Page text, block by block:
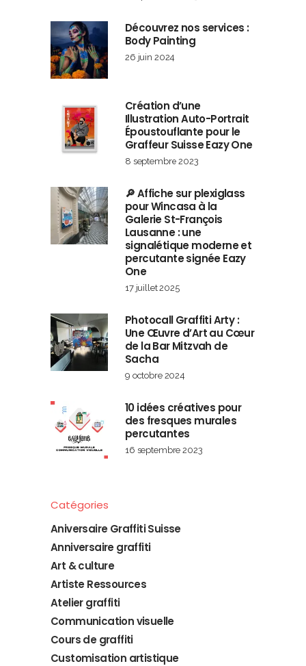
Découvrez nos services :
Body Painting
26 juin 2024
Création d’une
Illustration Auto-Portrait
Époustouflante pour le
Graffeur Suisse Eazy One
8 septembre 2023
🔎 Affiche sur plexiglass
pour Wincasa à la
Galerie St-François
Lausanne : une
signalétique moderne et
percutante signée Eazy
One
17 juillet 2025
Photocall Graffiti Arty :
Une Œuvre d’Art au Cœur
de la Bar Mitzvah de
Sacha
9 octobre 2024
10 idées créatives pour
des fresques murales
percutantes
16 septembre 2023
Catégories
Aniversaire Graffiti Suisse
Anniversaire graffiti
Art & culture
Artiste Ressources
Atelier graffiti
Communication visuelle
Cours de graffiti
Customisation artistique